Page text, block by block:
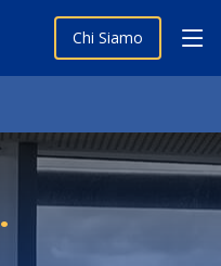
Chi Siamo
.